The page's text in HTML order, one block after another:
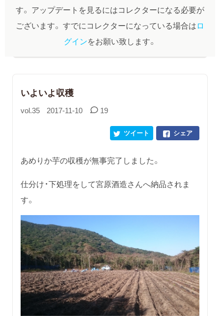
す。 アップデートを見るにはコレクターになる必要が
ございます。 すでにコレクターになっている場合はロ
グインをお願い致します。
いよいよ収穫
vol.35 2017-11-10 19
シェア
ツイート
あめりか芋の収穫が無事完了しました。
仕分け・下処理をして宮原酒造さんへ納品されま
す。